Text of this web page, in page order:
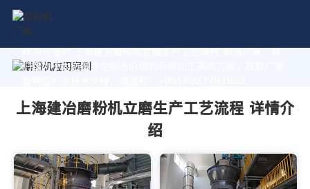
作为专业的 上海建冶磨粉机立磨生产工艺流程 制造厂家，我
们致力于为您量身定制高价值的粉体加工系统方案。获取厂家
上海建冶磨粉机立磨生产工艺流程 详情介
绍